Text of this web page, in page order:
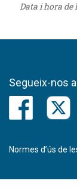
Data i hora
Segueix-nos
Normes d’ús de